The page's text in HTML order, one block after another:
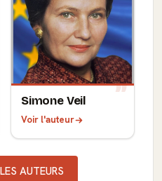
Simone Veil
Voir l'auteur
AUTEURS